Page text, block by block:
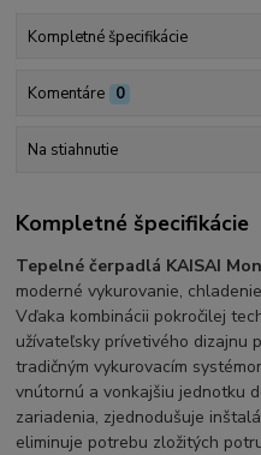
Kompletné špecifikácie
Komentáre 0
Na stiahnutie
Kompletné špecifikácie
Tepelné čerpadlá KAISAI
moderné vykurovanie,
Vďaka kombinácii pokročilej
užívateľsky prívetivého dizajnu
tradičným vykurovacím
vnútornú a vonkajšiu jednotku
zariadenia, zjednodušuje
eliminuje potrebu zložitých